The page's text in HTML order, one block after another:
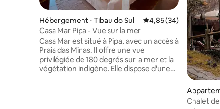
Hébergement ⋅ Tibau do Sul Évaluation moyenne
4,85 (34)
Casa Mar Pipa - Vue sur la mer
Casa Mar est situé à Pipa, avec un accès à
Praia das Minas. Il offre une vue
privilégiée de 180 degrés sur la mer et la
végétation indigène. Elle dispose d'une
Chalet